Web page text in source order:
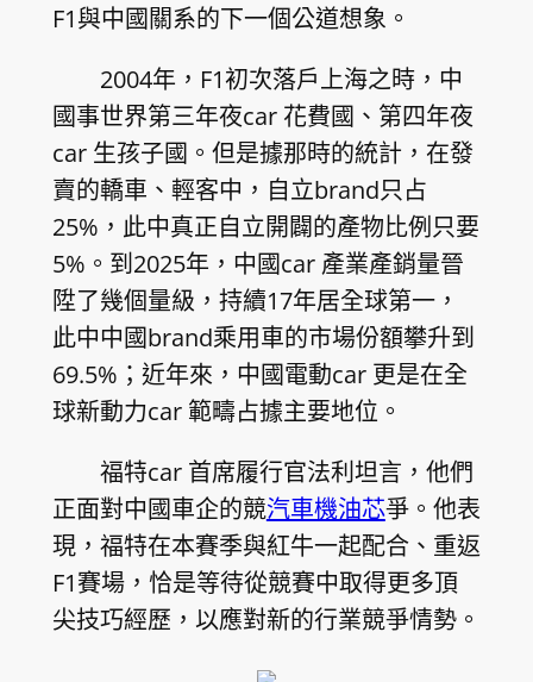
F1與中國關系的下一個公道想象。
2004年，F1初次落戶上海之時，中
國事世界第三年夜car 花費國、第四年夜
car 生孩子國。但是據那時的統計，在發
賣的轎車、輕客中，自立brand只占
25%，此中真正自立開闢的產物比例只要
5%。到2025年，中國car 產業產銷量晉
陞了幾個量級，持續17年居全球第一，
此中中國brand乘用車的市場份額攀升到
69.5%；近年來，中國電動car 更是在全
球新動力car 範疇占據主要地位。
福特car 首席履行官法利坦言，他們
正面對中國車企的競汽車機油芯爭。他表
現，福特在本賽季與紅牛一起配合、重返
F1賽場，恰是等待從競賽中取得更多頂
尖技巧經歷，以應對新的行業競爭情勢。